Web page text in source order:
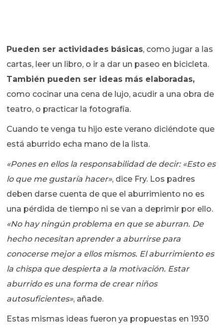
Pueden ser actividades básicas, como jugar a las
cartas, leer un libro, o ir a dar un paseo en bicicleta.
También pueden ser ideas más elaboradas,
como cocinar una cena de lujo, acudir a una obra de
teatro, o practicar la fotografía.
Cuando te venga tu hijo este verano diciéndote que
está aburrido echa mano de la lista.
«Pones en ellos la responsabilidad de decir: «Esto es
lo que me gustaría hacer», dice Fry. Los padres
deben darse cuenta de que el aburrimiento no es
una pérdida de tiempo ni se van a deprimir por ello.
«No hay ningún problema en que se aburran. De
hecho necesitan aprender a aburrirse para
conocerse mejor a ellos mismos. El aburrimiento es
la chispa que despierta a la motivación. Estar
aburrido es una forma de crear niños
autosuficientes», añade.
Estas mismas ideas fueron ya propuestas en 1930